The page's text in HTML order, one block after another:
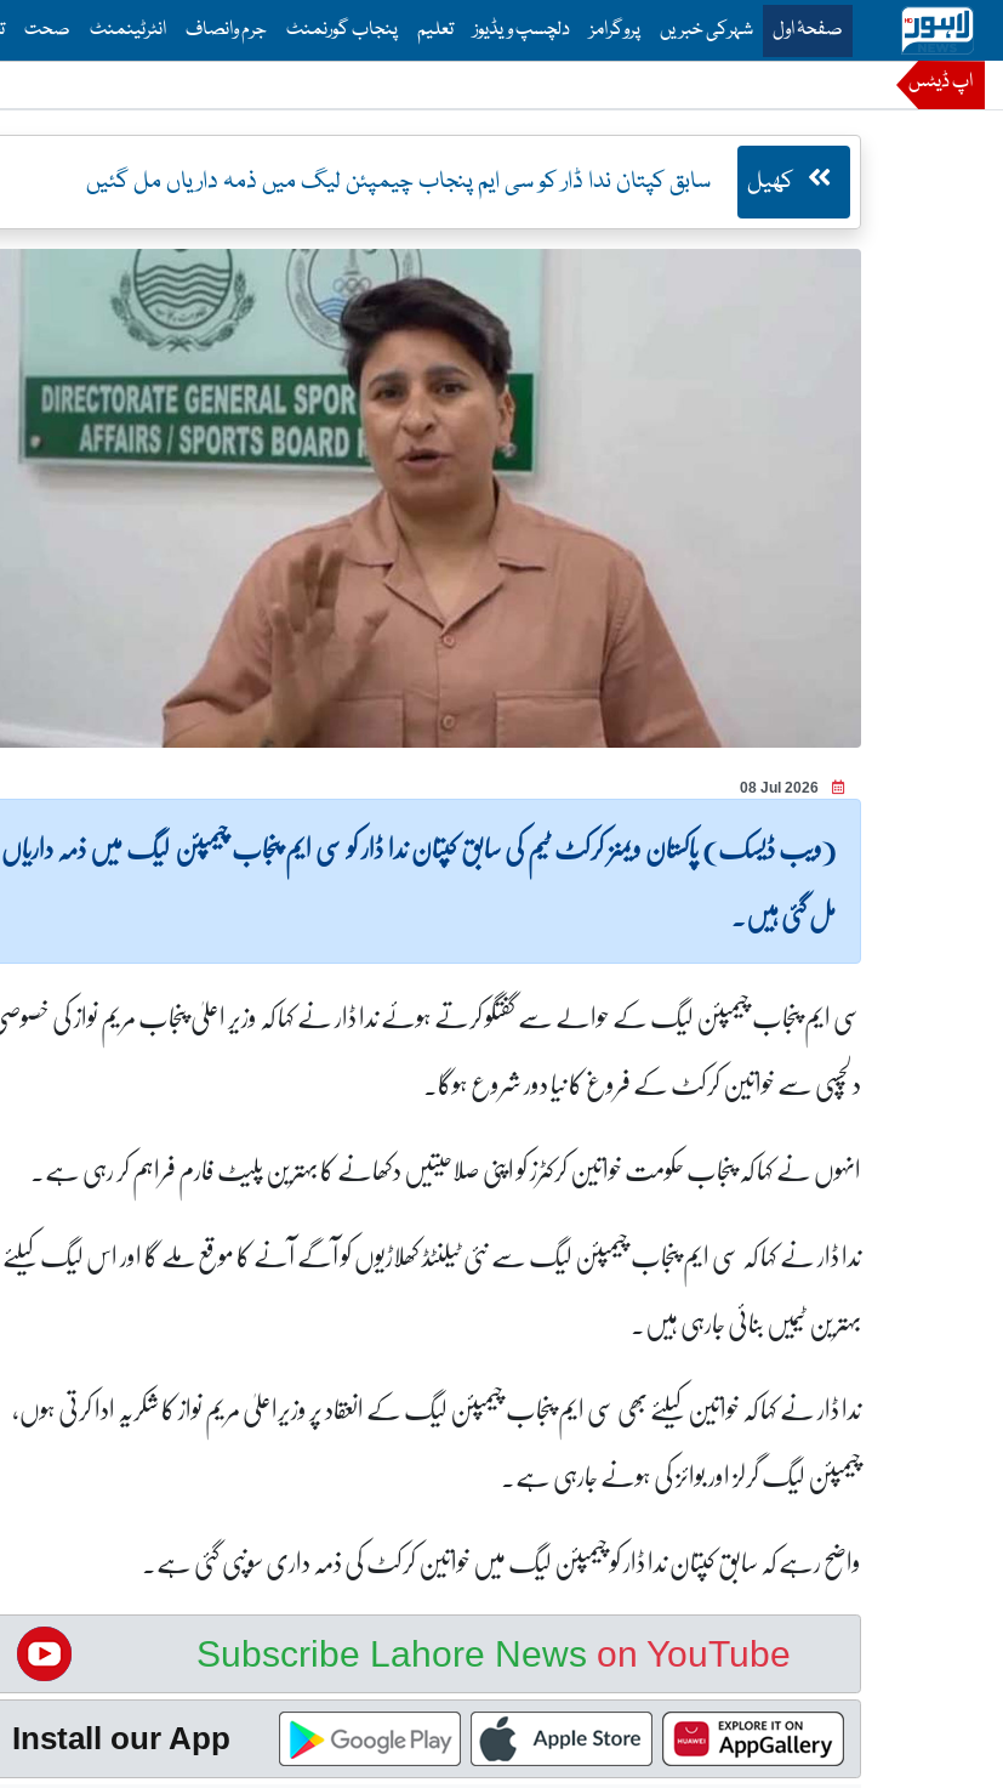
صفحۂ اولThis is the main menu for Lahore News
شہرکی خبریں پروگرامز دلچسپ ویڈیوز تعلیم پنجاب گورنمنٹ جرم وانصاف انٹرٹینمنٹ صحت
اپ ڈیٹس
کھیل سابق کپتان ندا ڈار کو سی ایم پنجاب چیمپئن لیگ میں ذمہ داریاں مل گئیں
08 Jul 2026
(ویب ڈیسک) پاکستان ویمنز کرکٹ ٹیم کی سابق کپتان ندا ڈار کو سی ایم پنجاب چیمپئن لیگ میں ذمہ داریاں
مل گئی ہیں۔
سی ایم پنجاب چیمپئن لیگ کے حوالے سے گفتگو کرتے ہوئے ندا ڈار نے کہا کہ وزیر اعلیٰ پنجاب مریم نواز کی
دلچسپی سے خواتین کرکٹ کے فروغ کا نیا دور شروع ہوگا۔
انہوں نے کہا کہ پنجاب حکومت خواتین کرکٹرز کو اپنی صلاحیتیں دکھانے کا بہترین پلیٹ فارم فراہم کر رہی ہے۔
ندا ڈار نے کہا کہ سی ایم پنجاب چیمپئن لیگ سے نئی ٹیلنٹڈ کھلاڑیوں کو آگے آنے کا موقع ملے گا اور اس لیگ کیلئے
بہترین ٹیمیں بنائی جارہی ہیں۔
ندا ڈار نے کہا کہ خواتین کیلئے بھی سی ایم پنجاب چیمپئن لیگ کے انعقاد پر وزیراعلیٰ مریم نواز کا شکریہ ادا کرتی ہوں،
چیمپئن لیگ گرلز اور بوائز کی ہونے جارہی ہے۔
واضح رہے کہ سابق کپتان ندا ڈار کو چیمپئن لیگ میں خواتین کرکٹ کی ذمہ داری سونپی گئی ہے۔
Subscribe Lahore News on YouTube
Install our App